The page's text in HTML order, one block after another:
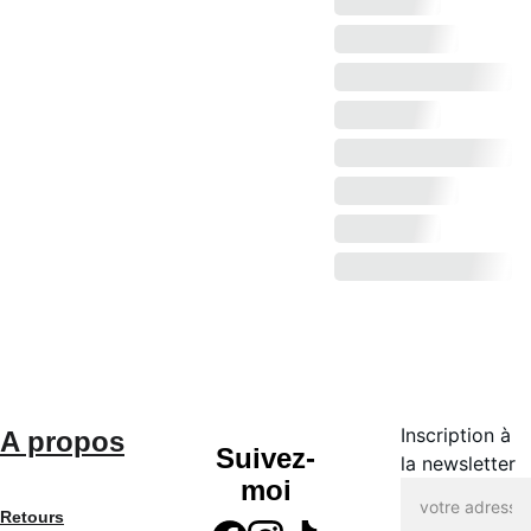
Suivez-
moi
Retours
A propos
Inscription à
la newsletter